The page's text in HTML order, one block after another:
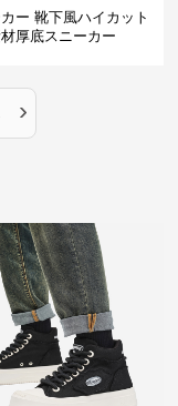
ー 靴下風ハイカット
厚底スニーカー
›